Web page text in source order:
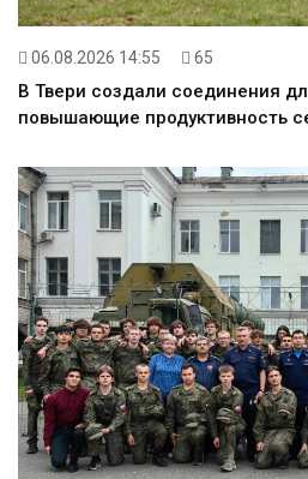
06.08.2026 14:55 65
В Твери создали соединения
повышающие продуктивность